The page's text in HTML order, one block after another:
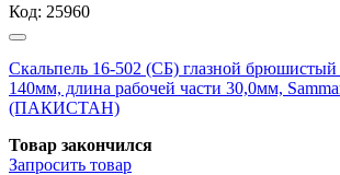
Код: 25960
Скальпель 16-502 (СБ) глазной брюшистый
140мм, длина рабочей части 30,0мм,
(ПАКИСТАН)
Товар закончился
Запросить товар